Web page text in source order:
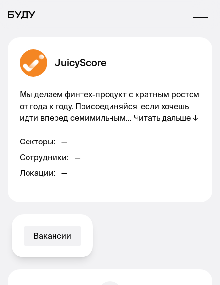
JuicyScore
Мы делаем финтех-продукт с кратным ростом
от года к году. Присоединяйся, если хочешь
идти вперед семимильным... Читать дальше ↓
Секторы:
—
Сотрудники:
—
Локации: —
Вакансии